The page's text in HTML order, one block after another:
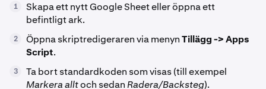
1
Skapa ett nytt Google Sheet eller öppna ett
befintligt ark.
2 Öppna skriptredigeraren via menynTillägg -> Apps
Script.
3
Ta bort standardkoden som visas (till exempel
Markera alltoch sedanRadera/Backsteg).